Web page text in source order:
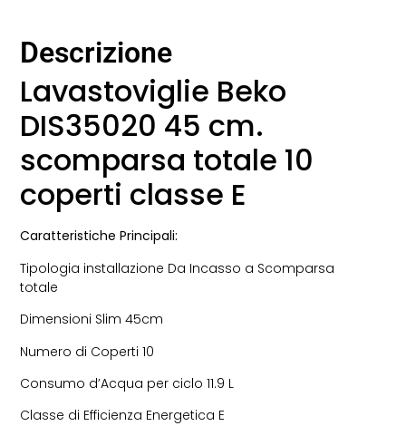
Descrizione
Lavastoviglie Beko
DIS35020 45 cm.
scomparsa totale 10
coperti classe E
Caratteristiche Principali:
Tipologia installazione Da Incasso a Scomparsa
totale
Dimensioni Slim 45cm
Numero di Coperti 10
Consumo d’Acqua per ciclo 11.9 L
Classe di Efficienza Energetica E